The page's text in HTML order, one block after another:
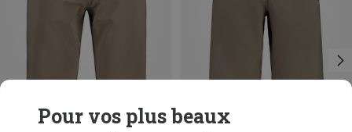
Pour vos plus beaux